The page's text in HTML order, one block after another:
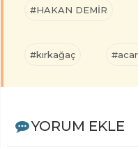
#HAKAN DEMİR
#kırkağaç
YORUM EKLE